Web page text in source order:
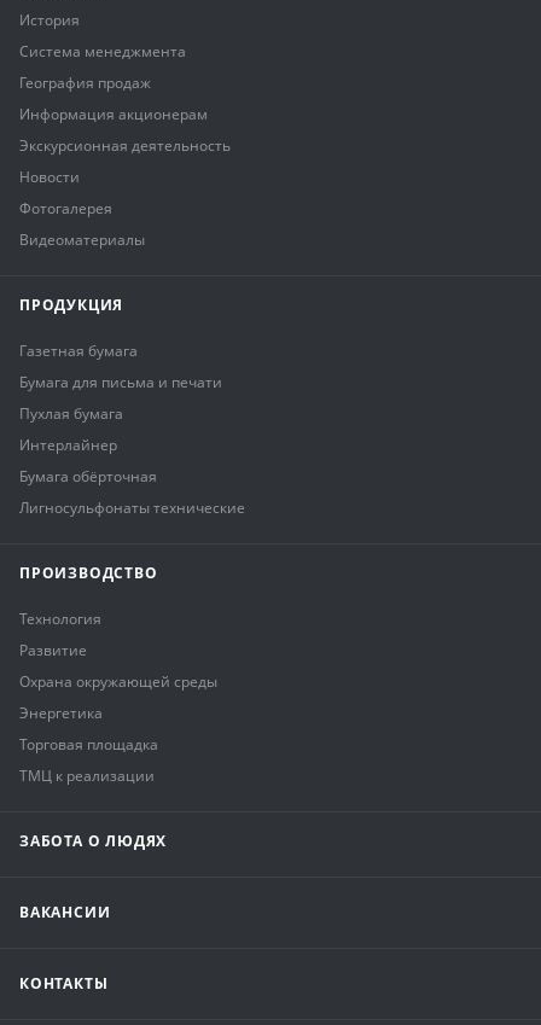
История
Система менеджмента
География продаж
Информация акционерам
Экскурсионная деятельность
Новости
Фотогалерея
Видеоматериалы
ПРОДУКЦИЯ
Газетная бумага
Бумага для письма и печати
Пухлая бумага
Интерлайнер
Бумага обёрточная
Лигносульфонаты технические
ПРОИЗВОДСТВО
Технология
Развитие
Охрана окружающей среды
Энергетика
Торговая площадка
ТМЦ к реализации
ЗАБОТА О ЛЮДЯХ
ВАКАНСИИ
КОНТАКТЫ